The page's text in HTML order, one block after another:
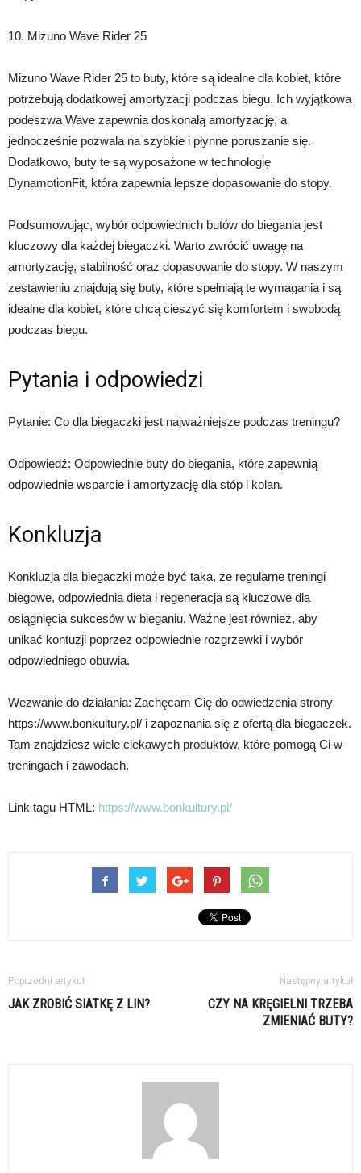
10. Mizuno Wave Rider 25
Mizuno Wave Rider 25 to buty, które są idealne dla kobiet, które
potrzebują dodatkowej amortyzacji podczas biegu. Ich wyjątkowa
podeszwa Wave zapewnia doskonałą amortyzację, a
jednocześnie pozwala na szybkie i płynne poruszanie się.
Dodatkowo, buty te są wyposażone w technologię
DynamotionFit, która zapewnia lepsze dopasowanie do stopy.
Podsumowując, wybór odpowiednich butów do biegania jest
kluczowy dla każdej biegaczki. Warto zwrócić uwagę na
amortyzację, stabilność oraz dopasowanie do stopy. W naszym
zestawieniu znajdują się buty, które spełniają te wymagania i są
idealne dla kobiet, które chcą cieszyć się komfortem i swobodą
podczas biegu.
Pytania i odpowiedzi
Pytanie: Co dla biegaczki jest najważniejsze podczas treningu?
Odpowiedź: Odpowiednie buty do biegania, które zapewnią
odpowiednie wsparcie i amortyzację dla stóp i kolan.
Konkluzja
Konkluzja dla biegaczki może być taka, że regularne treningi
biegowe, odpowiednia dieta i regeneracja są kluczowe dla
osiągnięcia sukcesów w bieganiu. Ważne jest również, aby
unikać kontuzji poprzez odpowiednie rozgrzewki i wybór
odpowiedniego obuwia.
Wezwanie do działania: Zachęcam Cię do odwiedzenia strony
https://www.bonkultury.pl/ i zapoznania się z ofertą dla biegaczek.
Tam znajdziesz wiele ciekawych produktów, które pomogą Ci w
treningach i zawodach.
Link tagu HTML: https://www.bonkultury.pl/
Poprzedni artykuł
JAK ZROBIĆ SIATKĘ Z LIN?
Następny artykuł
CZY NA KRĘGIELNI TRZEBA
ZMIENIAĆ BUTY?